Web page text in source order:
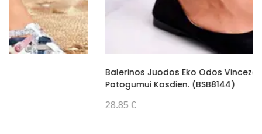
Vyriška Piniginė Wild (GG4583)
Moteriška Piniginė Z.Ricardo (GG7697)
Kuprinė Luka (GG38203)
Balerinos Juodos Eko Odos Vinceza – Elegancijai Ir
Patogumui Kasdien. (BSB8144)